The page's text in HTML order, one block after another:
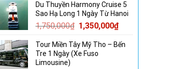
là:
5,500,000₫.
tại
là:
4,800,000₫.
Du Thuyền Harmony Cruise 5
Sao Hạ Long 1 Ngày Từ Hanoi
1,750,000₫ Giá
là:
1,750,000₫.
1,350,000₫Giá
tại
Tour Miền Tây Mỹ Tho – Bến
Tre 1 Ngày (Xe Fuso
Limousine)